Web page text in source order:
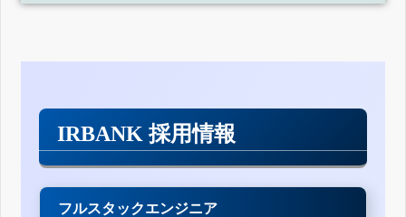
IRBANK 採用情報
フルスタックエンジニア